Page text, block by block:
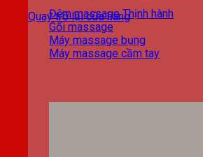
Quay trở lại cửa hàng
Đệm massage
Gối massage
Máy massage bụng
Máy massage cầm tay